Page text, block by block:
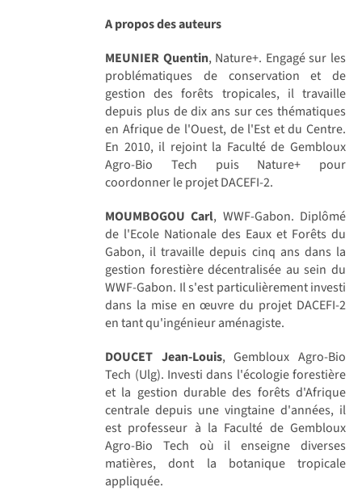
A propos des auteurs
MEUNIER Quentin, Nature+. Engagé sur les
problématiques de conservation et de
gestion des forêts tropicales, il travaille
depuis plus de dix ans sur ces thématiques
en Afrique de l'Ouest, de l'Est et du Centre.
En 2010, il rejoint la Faculté de Gembloux
Agro-Bio Tech puis Nature+ pour
coordonner le projet DACEFI-2.
MOUMBOGOU Carl, WWF-Gabon. Diplômé
de l'Ecole Nationale des Eaux et Forêts du
Gabon, il travaille depuis cinq ans dans la
gestion forestière décentralisée au sein du
WWF-Gabon. Il s'est particulièrement investi
dans la mise en œuvre du projet DACEFI-2
en tant qu'ingénieur aménagiste.
DOUCET Jean-Louis, Gembloux Agro-Bio
Tech (Ulg). Investi dans l'écologie forestière
et la gestion durable des forêts d'Afrique
centrale depuis une vingtaine d'années, il
est professeur à la Faculté de Gembloux
Agro-Bio Tech où il enseigne diverses
matières, dont la botanique tropicale
appliquée.